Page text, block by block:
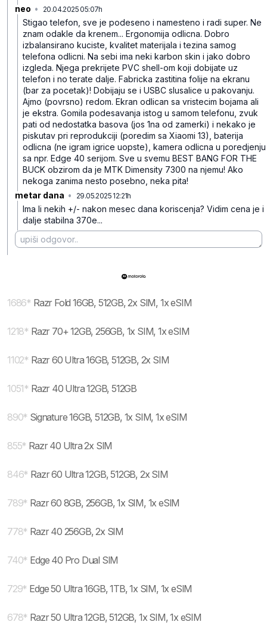
neo • 20.04.2025 05:07h
Stigao telefon, sve je podeseno i namesteno i radi super. Ne
znam odakle da krenem... Ergonomija odlicna. Dobro
izbalansirano kuciste, kvalitet materijala i tezina samog
telefona odlicni. Na sebi ima neki karbon skin i jako dobro
izgleda. Njega prekrijete PVC shell-om koji dobijate uz
telefon i no terate dalje. Fabricka zastitina folije na ekranu
(bar za pocetak)! Dobijaju se i USBC slusalice u pakovanju.
Ajmo (povrsno) redom. Ekran odlican sa vristecim bojama ali
je ekstra. Gomila podesavanja istog u samom telefonu, zvuk
pati od nedostatka basova (jos 1na od zamerki) i nekako je
piskutav pri reprodukciji (poredim sa Xiaomi 13), baterija
odlicna (ne igram igrice uopste), kamera odlicna u poredjenju
sa npr. Edge 40 serijom. Sve u svemu BEST BANG FOR THE
BUCK obzirom da je MTK Dimensity 7300 na njemu! Ako
nekoga zanima nesto posebno, neka pita!
metar dana • 29.05.2025 12:21h
Ima li nekih +/- nakon mesec dana koriscenja? Vidim cena je i
dalje stabilna 370e...
1686* Razr Fold 16GB, 512GB, 2x SIM, 1x eSIM
1218* Razr 70+ 12GB, 256GB, 1x SIM, 1x eSIM
1102* Razr 60 Ultra 16GB, 512GB, 2x SIM
1051* Razr 40 Ultra 12GB, 512GB
890* Signature 16GB, 512GB, 1x SIM, 1x eSIM
855* Razr 40 Ultra 2x SIM
846* Razr 60 Ultra 12GB, 512GB, 2x SIM
789* Razr 60 8GB, 256GB, 1x SIM, 1x eSIM
778* Razr 40 256GB, 2x SIM
740* Edge 40 Pro Dual SIM
729* Edge 50 Ultra 16GB, 1TB, 1x SIM, 1x eSIM
678* Razr 50 Ultra 12GB, 512GB, 1x SIM, 1x eSIM